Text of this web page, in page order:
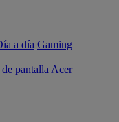
a día Gaming
pantalla Acer